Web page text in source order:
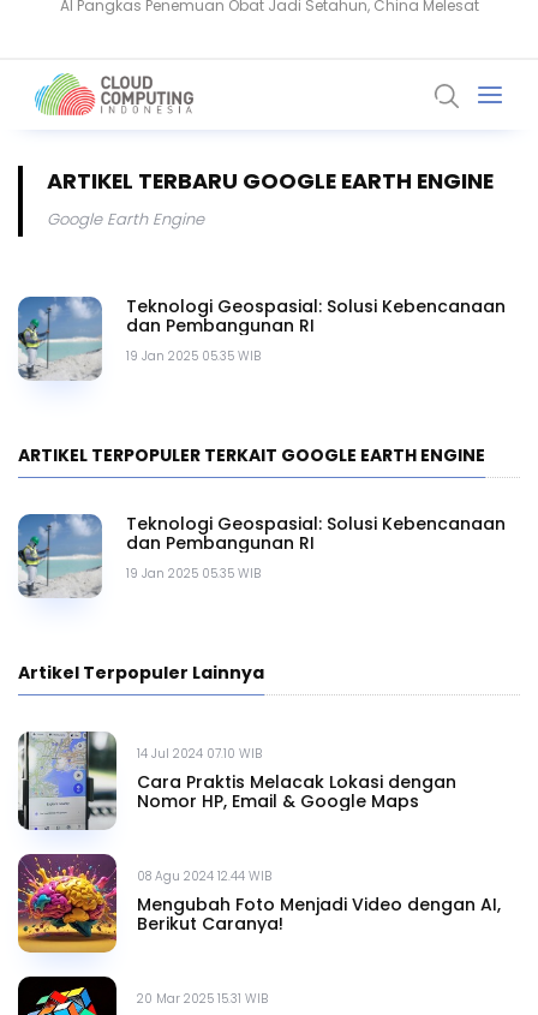
ARTIKEL TERBARU GOOGLE EARTH ENGINE
Google Earth Engine
19 Jan 2025 05.35 WIB
Teknologi Geospasial: Solusi Kebencanaan
dan Pembangunan RI
ARTIKEL TERPOPULER TERKAIT GOOGLE EARTH ENGINE
19 Jan 2025 05.35 WIB
Teknologi Geospasial: Solusi Kebencanaan
dan Pembangunan RI
Artikel Terpopuler Lainnya
14 Jul 2024 07.10 WIB
Cara Praktis Melacak Lokasi dengan
Nomor HP, Email & Google Maps
08 Agu 2024 12.44 WIB
Mengubah Foto Menjadi Video dengan AI,
Berikut Caranya!
20 Mar 2025 15.31 WIB